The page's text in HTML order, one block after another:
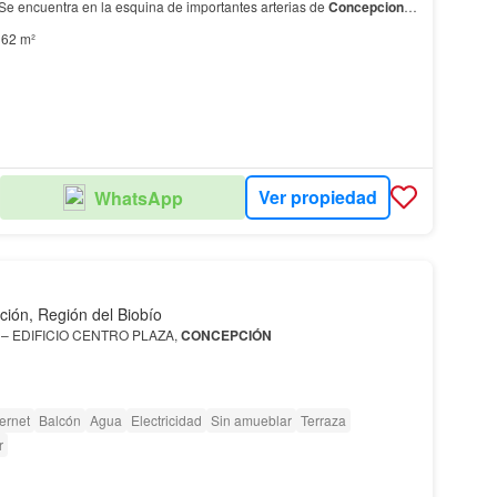
encuentra en la esquina de importantes arterias de Concepcion
1 baño El inmueble tiene un tot…
m²
WhatsApp Ver propiedad
Región del Biobío
EDIFICIO CENTRO PLAZA, CONCEPCIÓN
Centro Plaza,
Balcón Agua Electricidad Sin amueblar Terraza